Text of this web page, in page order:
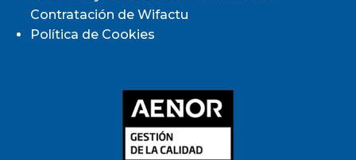
Contratación de Wifactu
Política de Cookies